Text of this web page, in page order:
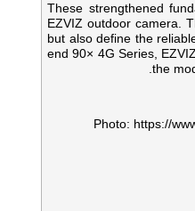
These strengthened
EZVIZ outdoor camera.
but also define the
end 90× 4G Series,
the
Photo: https://